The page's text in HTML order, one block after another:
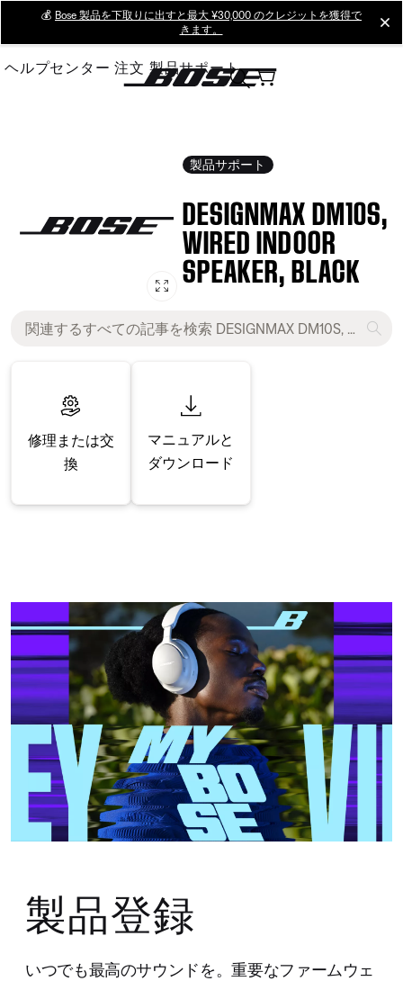
Main
💰 Bose 製品を下取りに出すと最大 ¥30,000 のクレジットを獲得で
きます。
ヘルプセンター 注文 製品サポート
製品サポート
DESIGNMAX DM10S,
WIRED INDOOR
SPEAKER, BLACK
修理または交
換
マニュアルと
ダウンロード
製品登録
いつでも最高のサウンドを。重要なファームウェ